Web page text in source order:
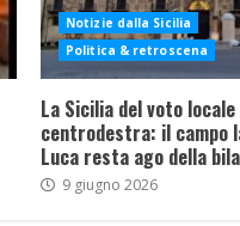
Notizie dalla Sicilia
Politica & retroscena
La Sicilia del voto
centrodestra: il campo
Luca resta ago della
9 giugno 2026